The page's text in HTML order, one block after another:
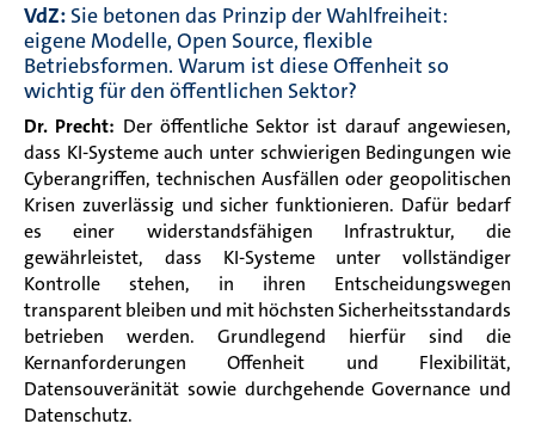
VdZ: Sie betonen das Prinzip der Wahlfreiheit:
eigene Modelle, Open Source, flexible
Betriebsformen. Warum ist diese Offenheit so
wichtig für den öffentlichen Sektor?
Dr. Precht: Der öffentliche Sektor ist darauf angewiesen,
dass KI-Systeme auch unter schwierigen Bedingungen wie
Cyberangriffen, technischen Ausfällen oder geopolitischen
Krisen zuverlässig und sicher funktionieren. Dafür bedarf
es einer widerstandsfähigen Infrastruktur, die
gewährleistet, dass KI-Systeme unter vollständiger
Kontrolle stehen, in ihren Entscheidungswegen
transparent bleiben und mit höchsten Sicherheitsstandards
betrieben werden. Grundlegend hierfür sind die
Kernanforderungen Offenheit und Flexibilität,
Datensouveränität sowie durchgehende Governance und
Datenschutz.